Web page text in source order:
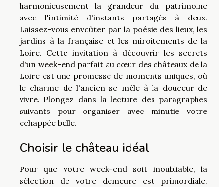
harmonieusement la grandeur du patrimoine
avec l'intimité d'instants partagés à deux.
Laissez-vous envoûter par la poésie des lieux, les
jardins à la française et les miroitements de la
Loire. Cette invitation à découvrir les secrets
d'un week-end parfait au cœur des châteaux de la
Loire est une promesse de moments uniques, où
le charme de l'ancien se mêle à la douceur de
vivre. Plongez dans la lecture des paragraphes
suivants pour organiser avec minutie votre
échappée belle.
Choisir le château idéal
Pour que votre week-end soit inoubliable, la
sélection de votre demeure est primordiale.